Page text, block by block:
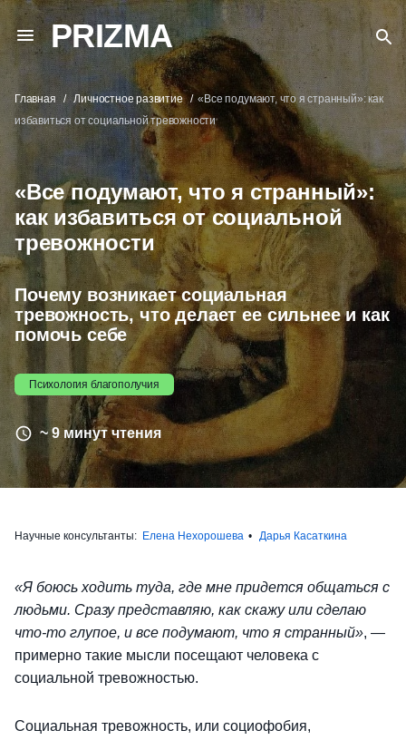
PRIZMA
Главная Личностное развитие
«Все подумают, что я странный»: как
избавиться от социальной тревожности
«Все подумают, что я странный»:
как избавиться от социальной
тревожности
Почему возникает социальная
тревожность, что делает ее сильнее и как
помочь себе
Психология благополучия
~ 9 минут чтения
Научные консультанты: Елена Нехорошева Дарья Касаткина
«Я боюсь ходить туда, где мне придется общаться с
людьми. Сразу представляю, как скажу или сделаю
что-то глупое, и все подумают, что я странный», —
примерно такие мысли посещают человека с
социальной тревожностью.
Социальная тревожность, или социофобия,